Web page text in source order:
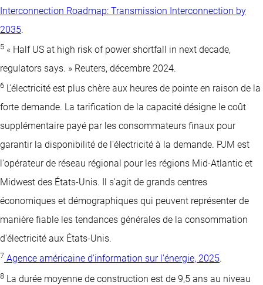
Interconnection Roadmap: Transmission Interconnection by
2035.
5 « Half US at high risk of power shortfall in next decade,
regulators says. » Reuters, décembre 2024.
6 L'électricité est plus chère aux heures de pointe en raison de la
forte demande. La tarification de la capacité désigne le coût
supplémentaire payé par les consommateurs finaux pour
garantir la disponibilité de l'électricité à la demande. PJM est
l'opérateur de réseau régional pour les régions Mid-Atlantic et
Midwest des États-Unis. Il s'agit de grands centres
économiques et démographiques qui peuvent représenter de
manière fiable les tendances générales de la consommation
d'électricité aux États-Unis.
7 Agence américaine d'information sur l'énergie, 2025.
8 La durée moyenne de construction est de 9,5 ans au niveau